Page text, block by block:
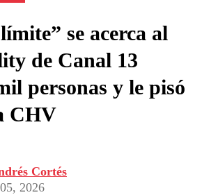
se acerca al
de Canal 13
personas y le pisó
CHV
Cortés
2026